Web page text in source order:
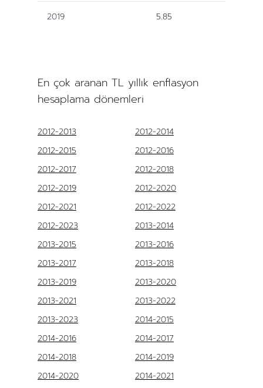
2019 5.85
En çok aranan TL yıllık enflasyon
hesaplama dönemleri
2012-2013
2012-2014
2012-2015
2012-2016
2012-2017
2012-2018
2012-2019
2012-2020
2012-2021
2012-2022
2012-2023
2013-2014
2013-2015
2013-2016
2013-2017
2013-2018
2013-2019
2013-2020
2013-2021
2013-2022
2013-2023
2014-2015
2014-2016
2014-2017
2014-2018
2014-2019
2014-2020
2014-2021